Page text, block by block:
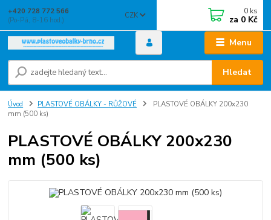
Menu
CZK
Hledat
+420 728 772 566
(Po-Pá, 8-16 hod.)
0 ks
za 0 Kč
Úvod PLASTOVÉ OBÁLKY - RŮŽOVÉ
PLASTOVÉ OBÁLKY 200x230
mm (500 ks)
PLASTOVÉ OBÁLKY 200x230
mm (500 ks)